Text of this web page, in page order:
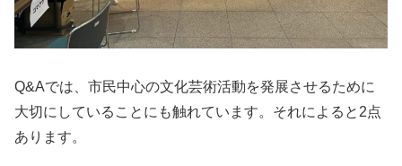
Q&Aでは、市民中心の文化芸術活動を発展させるために
大切にしていることにも触れています。それによると2点
あります。